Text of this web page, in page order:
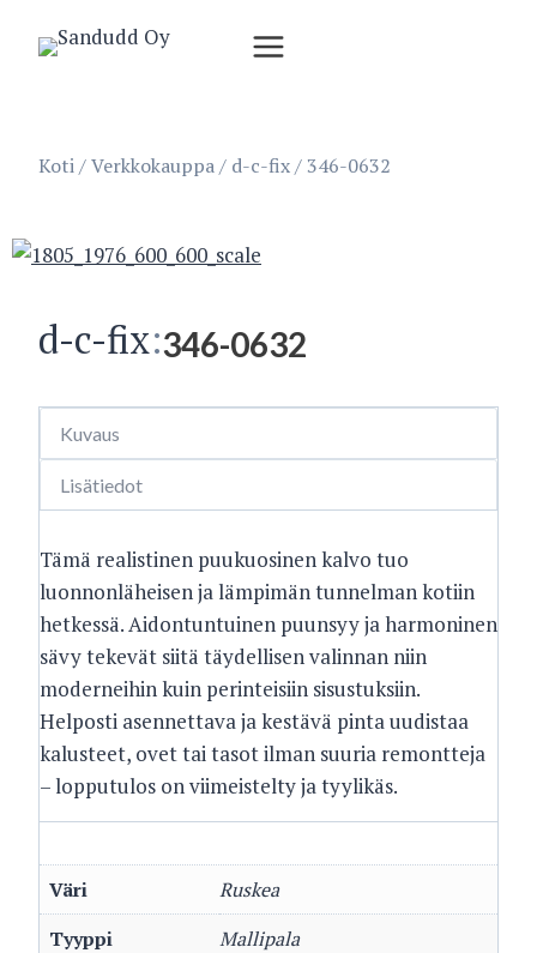
sisältöön
Koti/Verkkokauppa/ d-c-fix/ 346-0632
d-c-fix:346-0632
Kuvaus
Lisätiedot
Tämä realistinen puukuosinen kalvo tuo
luonnonläheisen ja lämpimän tunnelman kotiin
hetkessä. Aidontuntuinen puunsyy ja harmoninen
sävy tekevät siitä täydellisen valinnan niin
moderneihin kuin perinteisiin sisustuksiin.
Helposti asennettava ja kestävä pinta uudistaa
kalusteet, ovet tai tasot ilman suuria remontteja
– lopputulos on viimeistelty ja tyylikäs.
Väri
Ruskea
Tyyppi
Mallipala